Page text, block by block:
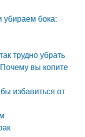
бока:
трудно убрать
вы копите
избавиться от